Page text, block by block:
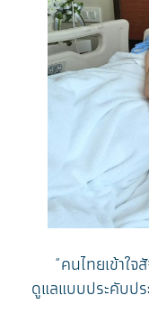
“คนไทยเข้าใจ
ดูแลแบบประคับป